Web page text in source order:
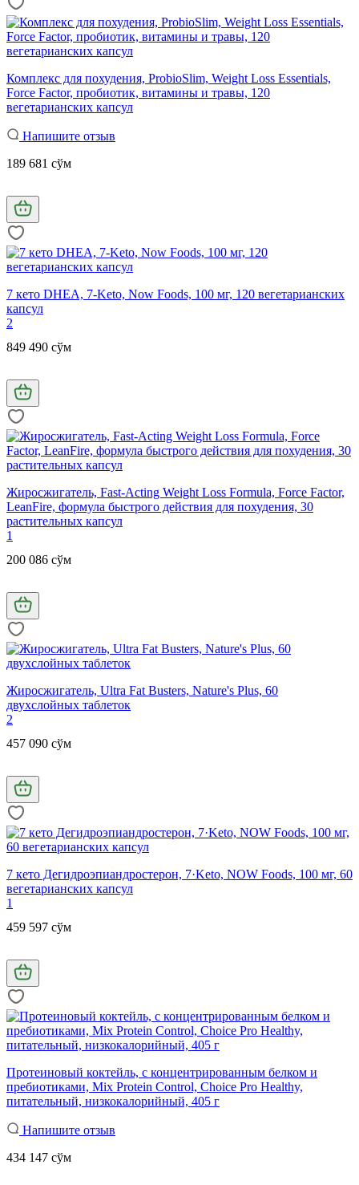
Комплекс для похудения, ProbioSlim, Weight Loss Essentials,
Force Factor, пробиотик, витамины и травы, 120
вегетарианских капсул
Напишите отзыв
189 681 сўм
7 кето DHEA, 7-Keto, Now Foods, 100 мг, 120 вегетарианских
капсул
2
849 490 сўм
Жиросжигатель, Fast-Acting Weight Loss Formula, Force Factor,
LeanFire, формула быстрого действия для похудения, 30
растительных капсул
1
200 086 сўм
Жиросжигатель, Ultra Fat Busters, Nature's Plus, 60
двухслойных таблеток
2
457 090 сўм
7 кето Дегидроэпиандростерон, 7·Keto, NOW Foods, 100 мг, 60
вегетарианских капсул
1
459 597 сўм
Протеиновый коктейль, с концентрированным белком и
пребиотиками, Mix Protein Control, Сhoice Pro Healthy,
питательный, низкокалорийный, 405 г
Напишите отзыв
434 147 сўм